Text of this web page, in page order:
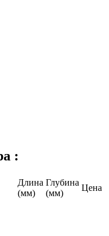
:
Длина
(мм)
Глубина
(мм)
Цена